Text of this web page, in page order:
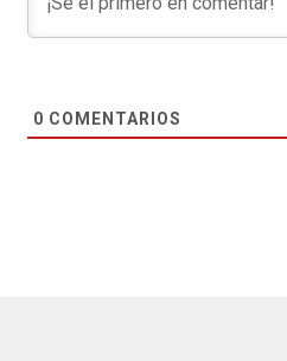
0 COMENTARIOS